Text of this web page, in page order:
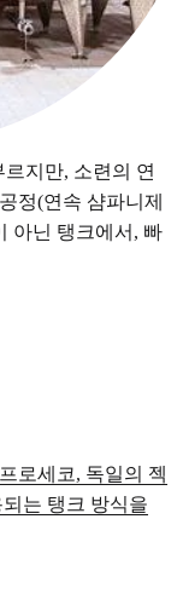
지만, 소련의 연
정(연속 샴파니제
아닌 탱크에서, 빠
로세코, 독일의 젝
는 탱크 방식을